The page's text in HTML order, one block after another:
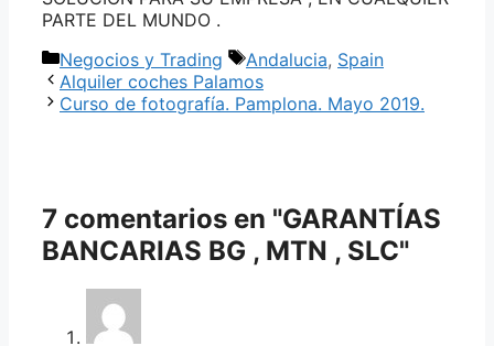
PARTE DEL MUNDO .
Categorías
Negocios y Trading Etiquetas
Andalucia, Spain
Alquiler coches Palamos
Curso de fotografía. Pamplona. Mayo 2019.
7 comentarios en "GARANTÍAS
BANCARIAS BG , MTN , SLC"